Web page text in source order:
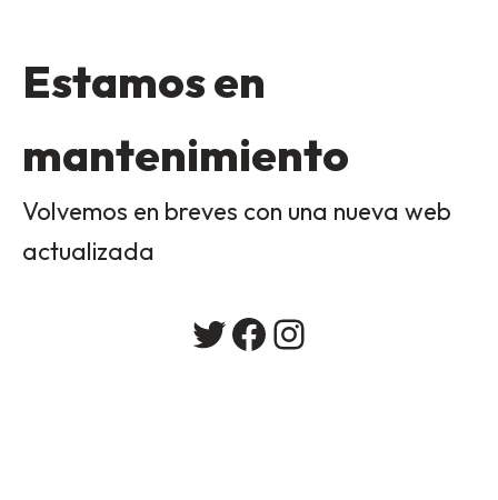
Estamos en
mantenimiento
Volvemos en breves con una nueva web
actualizada
Twitter
Facebook
Instagram